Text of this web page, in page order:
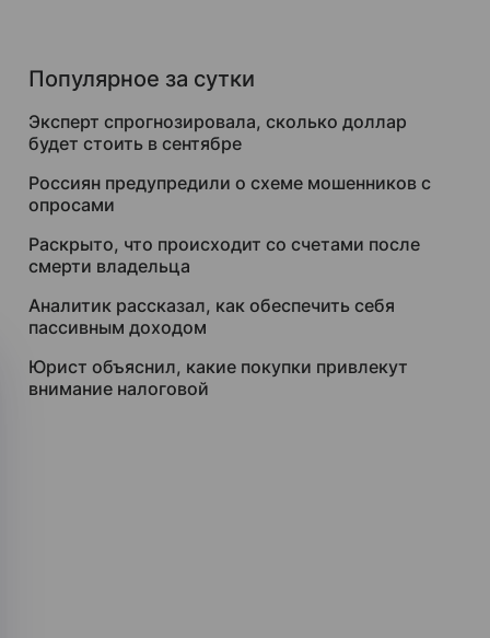
Популярное за сутки
Эксперт спрогнозировала, сколько доллар
будет стоить в сентябре
Россиян предупредили о схеме мошенников с
опросами
Раскрыто, что происходит со счетами после
смерти владельца
Аналитик рассказал, как обеспечить себя
пассивным доходом
Юрист объяснил, какие покупки привлекут
внимание налоговой